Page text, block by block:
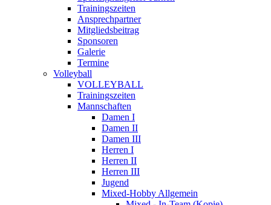
Trainingszeiten
Ansprechpartner
Mitgliedsbeitrag
Sponsoren
Galerie
Termine
Volleyball
VOLLEYBALL
Trainingszeiten
Mannschaften
Damen I
Damen II
Damen III
Herren I
Herren II
Herren III
Jugend
Mixed-Hobby Allgemein